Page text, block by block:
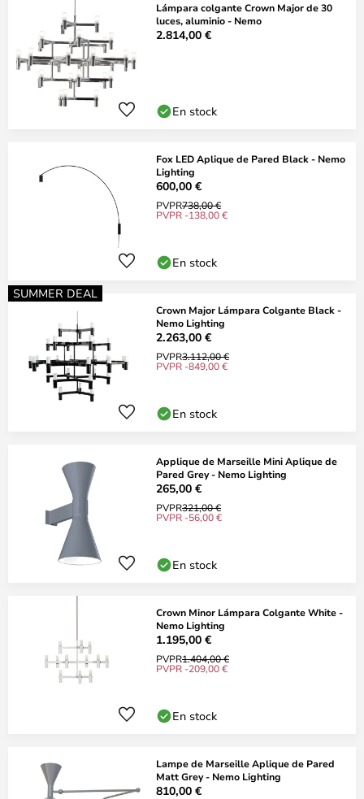
Lámpara colgante Crown Major de 30
luces, aluminio - Nemo
2.814,00 €
En stock
Fox LED Aplique de Pared Black - Nemo
Lighting
600,00 €
PVPR738,00 €
PVPR -138,00 €
En stock
SUMMER DEAL
Crown Major Lámpara Colgante Black -
Nemo Lighting
2.263,00 €
PVPR3.112,00 €
PVPR -849,00 €
En stock
Applique de Marseille Mini Aplique de
Pared Grey - Nemo Lighting
265,00 €
PVPR321,00 €
PVPR -56,00 €
En stock
Crown Minor Lámpara Colgante White -
Nemo Lighting
1.195,00 €
PVPR1.404,00 €
PVPR -209,00 €
En stock
Lampe de Marseille Aplique de Pared
Matt Grey - Nemo Lighting
810,00 €